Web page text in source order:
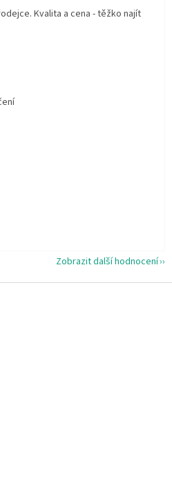
Kvalita a cena - těžko najít
je 5 z 5 hvězdiček.
je 5 z 5 hvězdiček.
Zobrazit další hodnocení